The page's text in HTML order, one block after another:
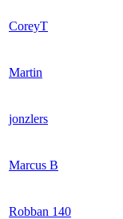
CoreyT
Martin
jonzlers
Marcus B
Robban 140